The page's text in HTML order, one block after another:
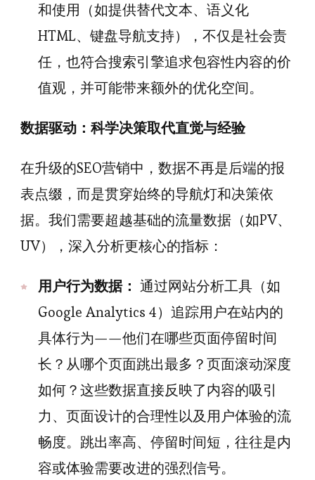
和使用（如提供替代文本、语义化
HTML、键盘导航支持），不仅是社会责
任，也符合搜索引擎追求包容性内容的价
值观，并可能带来额外的优化空间。
数据驱动：科学决策取代直觉与经验
在升级的SEO营销中，数据不再是后端的报
表点缀，而是贯穿始终的导航灯和决策依
据。我们需要超越基础的流量数据（如PV、
UV），深入分析更核心的指标：
用户行为数据： 通过网站分析工具（如
Google Analytics 4）追踪用户在站内的
具体行为——他们在哪些页面停留时间
长？从哪个页面跳出最多？页面滚动深度
如何？这些数据直接反映了内容的吸引
力、页面设计的合理性以及用户体验的流
畅度。跳出率高、停留时间短，往往是内
容或体验需要改进的强烈信号。